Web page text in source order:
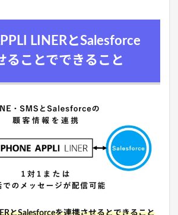
LINERとSalesforce
ることでできること
とSalesforceを連携させるとできること